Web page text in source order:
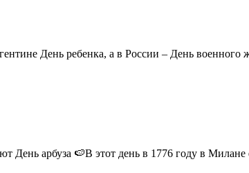
День ребенка, а в России – День военного
День арбуза 🍉В этот день в 1776 году в Милане